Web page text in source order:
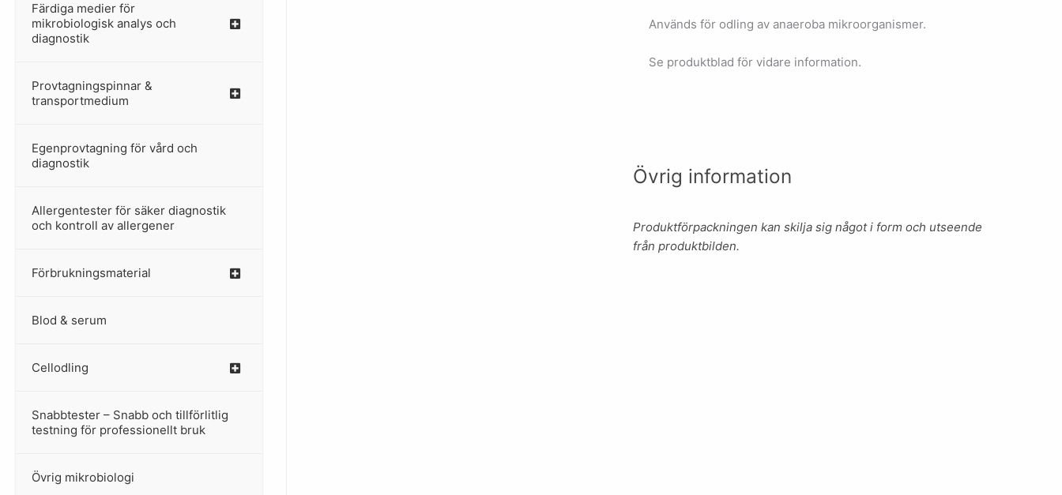
Färdiga medier för
mikrobiologisk analys och
diagnostik
Provtagningspinnar &
transportmedium
–
Egenprovtagning för vård och
diagnostik
–
Allergentester för säker diagnostik
och kontroll av allergener
–
Förbrukningsmaterial
Blod & serum
Cellodling
–
Snabbtester – Snabb och tillförlitlig
testning för professionellt bruk
–
Övrig mikrobiologi
–
Används för odling av anaeroba mikroorganismer.
Se produktblad för vidare information.
Övrig information
Produktförpackningen kan skilja sig något i form och utseende
från produktbilden.